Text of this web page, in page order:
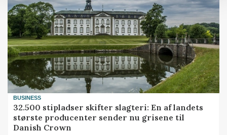
BUSINESS
32.500 stipladser skifter slagteri: En af landets
største producenter sender nu grisene til
Danish Crown